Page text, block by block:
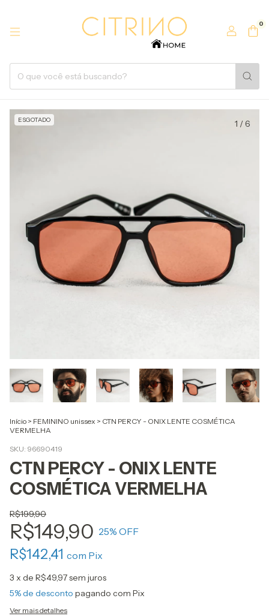
0
ESGOTADO 1 /6
Início > FEMININO unissex > CTN PERCY - ONIX LENTE COSMÉTICA
VERMELHA
SKU: 96690419
CTN PERCY - ONIX LENTE
COSMÉTICA VERMELHA
R$199,90
R$149,90 25% OFF
R$142,41 com Pix
3 x de R$49,97sem juros
5% de desconto pagando com Pix
Ver mais detalhes